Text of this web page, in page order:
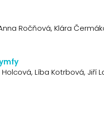
Ročňová, Klára
Líba Kotrbová, Jiří